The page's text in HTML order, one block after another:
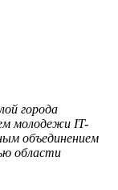
города
молодежи IT-
объединением
области